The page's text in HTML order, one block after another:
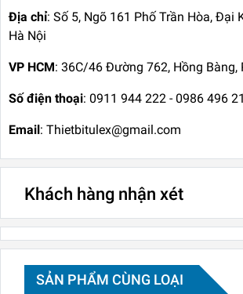
Địa chỉ: Số 5, Ngõ 161 Phố Trần Hòa, Đại
Hà Nội
VP HCM: 36C/46 Đường 762, Hồng Bàng,
Số điện thoại: 0911 944 222 - 0986 496
Email: Thietbitulex@gmail.com
Khách hàng nhận xét
SẢN PHẨM CÙNG LOẠI